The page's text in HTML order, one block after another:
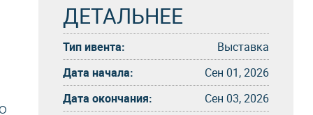
ДЕТАЛЬНЕЕ
Тип ивента:
Выставка
Дата начала:
Сен 01, 2026
Дата окончания:
Сен 03, 2026